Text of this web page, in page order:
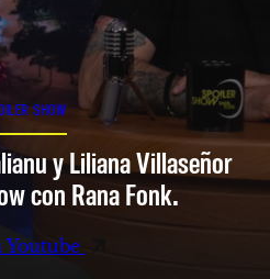
SHOW
y Liliana Villaseñor
con Rana Fonk.
Youtube